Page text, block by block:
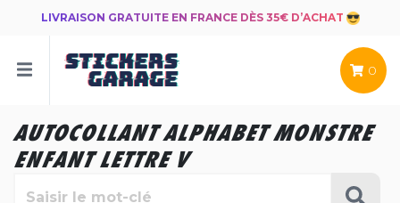
LIVRAISON GRATUITE EN FRANCE DÈS 35€ D’ACHAT
0
AUTOCOLLANT ALPHABET MONSTRE
ENFANT LETTRE V